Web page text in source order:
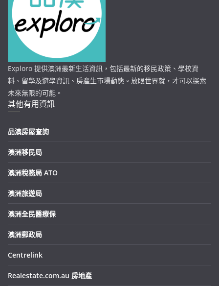
Exploro 提供澳洲最新生活資訊，包括最新的移民政策、學校資
料、留學及遊學資訊、房產生市場動態。放眼世界就，才可以探索
未來無限的可能。
其他有用資訊
品澳房屋查詢
澳洲移民局
澳洲稅務局 ATO
澳洲旅遊局
澳洲全民醫療保
澳洲郵政局
Centrelink
Realestate.com.au 房地產